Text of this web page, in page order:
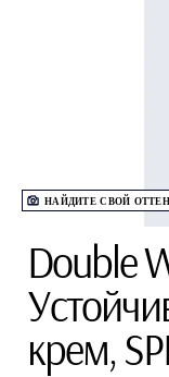
НАЙДИТЕ СВОЙ
Double
крем,